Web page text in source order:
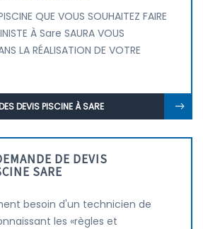
QUE VOUS SOUHAITEZ FAIRE
À Sare SAURA VOUS
LA RÉALISATION DE VOTRE
DEVIS PISCINE À SARE
DE DEVIS
SARE
besoin d'un technicien de
les «règles et